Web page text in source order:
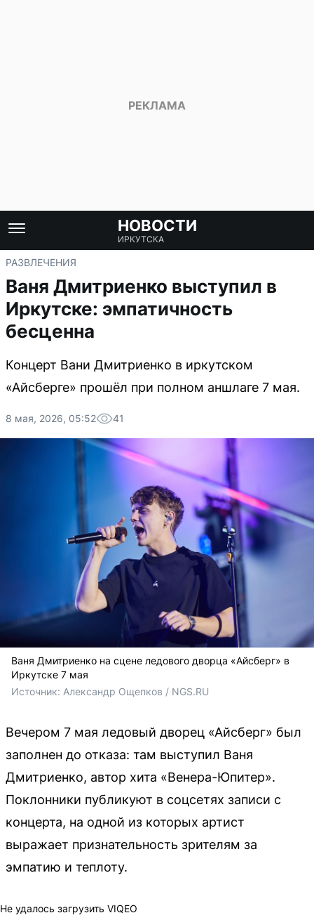
НОВОСТИ
ИРКУТСКА
РАЗВЛЕЧЕНИЯ
Ваня Дмитриенко выступил в
Иркутске: эмпатичность
бесценна
Концерт Вани Дмитриенко в иркутском
«Айсберге» прошёл при полном аншлаге 7 мая.
8 мая, 2026, 05:52 41
Ваня Дмитриенко на сцене ледового дворца «Айсберг» в
Иркутске 7 мая
Источник: Александр Ощепков / NGS.RU
Вечером 7 мая ледовый дворец «Айсберг» был
заполнен до отказа: там выступил Ваня
Дмитриенко, автор хита «Венера-Юпитер».
Поклонники публикуют в соцсетях записи с
концерта, на одной из которых артист
выражает признательность зрителям за
эмпатию и теплоту.
Не удалось загрузить VIQEO